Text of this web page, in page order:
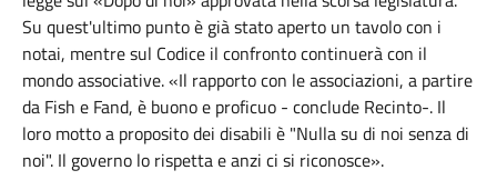
Su quest'ultimo punto è già stato aperto un tavolo con i
notai, mentre sul Codice il confronto continuerà con il
mondo associative. «Il rapporto con le associazioni, a partire
da Fish e Fand, è buono e proficuo - conclude Recinto-. Il
loro motto a proposito dei disabili è "Nulla su di noi senza di
noi". Il governo lo rispetta e anzi ci si riconosce».